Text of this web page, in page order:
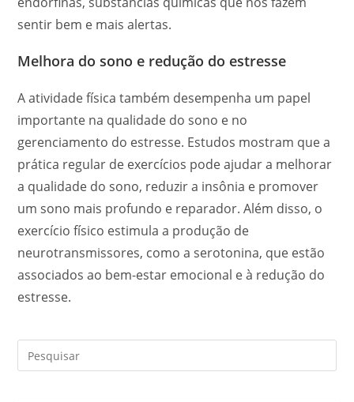
sentir bem e mais alertas.
Melhora do sono e redução do estresse
A atividade física também desempenha um papel
importante na qualidade do sono e no
gerenciamento do estresse. Estudos mostram que a
prática regular de exercícios pode ajudar a melhorar
a qualidade do sono, reduzir a insônia e promover
um sono mais profundo e reparador. Além disso, o
exercício físico estimula a produção de
neurotransmissores, como a serotonina, que estão
associados ao bem-estar emocional e à redução do
estresse.
a